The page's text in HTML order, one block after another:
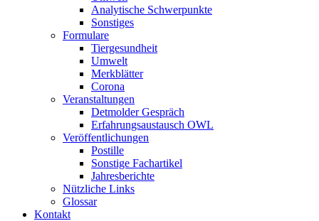
Analytische Schwerpunkte
Sonstiges
Formulare
Tiergesundheit
Umwelt
Merkblätter
Corona
Veranstaltungen
Detmolder Gespräch
Erfahrungsaustausch OWL
Veröffentlichungen
Postille
Sonstige Fachartikel
Jahresberichte
Nützliche Links
Glossar
Kontakt